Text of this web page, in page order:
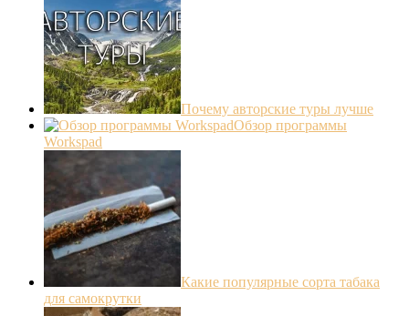
Почему авторские туры лучше
Обзор программы
Workspad
Какие популярные сорта табака
для самокрутки